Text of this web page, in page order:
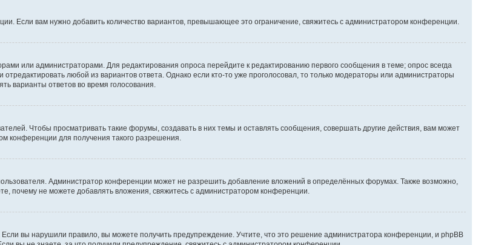
Если вам нужно добавить количество вариантов, превышающее это ограничение, свяжитесь с администратором конференции.
или администраторами. Для редактирования опроса перейдите к редактированию первого сообщения в теме; опрос всегда
любой из вариантов ответа. Однако если кто-то уже проголосовал, то только модераторы или администраторы
варианты ответов во время голосования.
Чтобы просматривать такие форумы, создавать в них темы и оставлять сообщения, совершать другие действия, вам может
конференции для получения такого разрешения.
Администратор конференции может не разрешить добавление вложений в определённых форумах. Также возможно,
почему не можете добавлять вложения, свяжитесь с администратором конференции.
вы нарушили правило, вы можете получить предупреждение. Учтите, что это решение администратора конференции, и phpBB